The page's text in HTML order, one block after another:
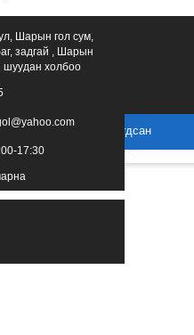
Шарын гол сум,
задгай , Шарын
шуудан холбоо
17:30
хуулиар хамгаалагдсан